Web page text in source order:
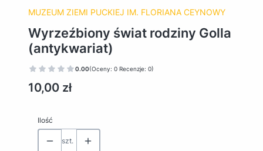
MUZEUM ZIEMI PUCKIEJ IM. FLORIANA CEYNOWY
Wyrzeźbiony świat rodziny Golla
(antykwariat)
0.00(Oceny: 0 Recenzje: 0)
Cena
10,00 zł
Ilość
szt.